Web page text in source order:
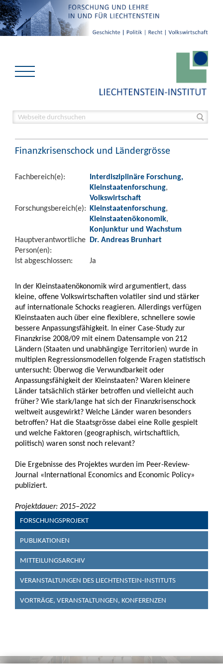
Finanzkrisenschock und Ländergrösse
Fachbereich(e):
Interdisziplinäre Forschung,
Kleinstaatenforschung,
Volkswirtschaft
Forschungsbereich(e): Kleinstaatenforschung,
Kleinstaatenökonomik,
Konjunktur und Wachstum
Hauptverantwortliche
Person(en):
Dr. Andreas Brunhart
Ist abgeschlossen: Ja
In der Kleinstaatenökonomik wird argumentiert, dass
kleine, offene Volkswirtschaften volatiler sind und stärker
auf internationale Schocks reagieren. Allerdings verfügen
Kleinstaaten auch über eine flexiblere, schnellere sowie
bessere Anpassungsfähigkeit. In einer Case-Study zur
Finanzkrise 2008/09 mit einem Datensample von 212
Ländern (Staaten und unabhängige Territorien) wurde in
multiplen Regressionsmodellen folgende Fragen statistisch
untersucht: Überwog die Verwundbarkeit oder
Anpassungsfähigkeit der Kleinstaaten? Waren kleinere
Länder tatsächlich stärker betroffen und vielleicht auch
früher? Wie stark/lange hat sich der Finanzkrisenschock
weltweit ausgewirkt? Welche Länder waren besonders
betroffen? Hat die Staatsgrösse dabei eine Rolle gespielt
und welche Faktoren (geographisch, wirtschaftlich,
politisch) waren sonst noch relevant?
Die Ergebnisse des Projektes wurden im Peer-Review-
Journal «International Economics and Economic Policy»
publiziert.
Projektdauer: 2015–2022
FORSCHUNGSPROJEKT
PUBLIKATIONEN
MITTEILUNGSARCHIV
VERANSTALTUNGEN DES LIECHTENSTEIN-INSTITUTS
VORTRÄGE, VERANSTALTUNGEN, KONFERENZEN